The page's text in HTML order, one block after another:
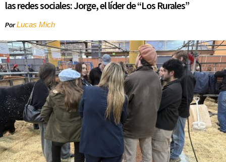
las redes sociales: Jorge, el líder de “Los Rurales”
PorLucas Mich